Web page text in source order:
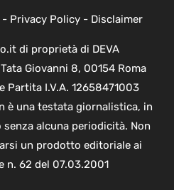
Privacy Policy- Disclaimer
di proprietà di DEVA
Tata Giovanni 8, 00154 Roma
Partita I.V.A. 12658471003
è una testata giornalistica, in
alcuna periodicità. Non
un prodotto editoriale ai
n. 62 del 07.03.2001